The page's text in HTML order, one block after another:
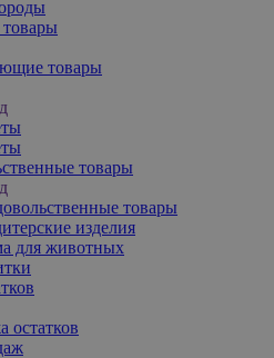
товары
товары
товары
изделия
для животных
остатков